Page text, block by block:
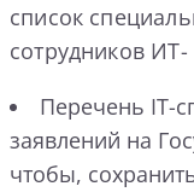
список
сотрудников
Перечень IT-
заявлений на
чтобы,